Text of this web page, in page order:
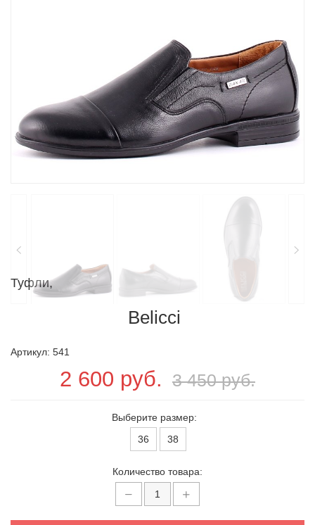
Туфли,
Belicci
Артикул: 541
2 600 руб. 3 450 руб.
Выберите размер:
36
38
Количество товара: